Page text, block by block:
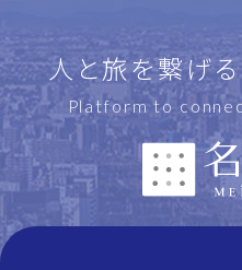
人と旅を繋げる
Platform to